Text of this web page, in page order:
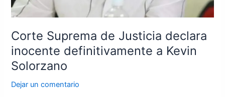
Corte Suprema de Justicia declara
inocente definitivamente a Kevin
Solorzano
Dejar un comentario